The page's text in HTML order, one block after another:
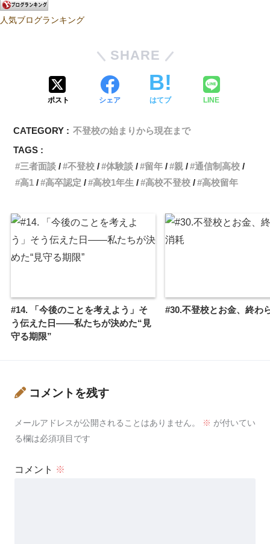
人気ブログランキング
SHARE
ポスト シェア はてブ LINE
CATEGORY : 不登校の始まりから現在まで
TAGS :
三者面談
不登校 体験談 留年 親
通信制高校
高1
高卒認定 高校1年生 高校不登校 高校留年
#14. 「今後のことを考えよう」そ
う伝えた日——私たちが決めた“見
守る期限”
#30.不登校とお金、終わ
コメントを残す
メールアドレスが公開されることはありません。 ※ が付いてい
る欄は必須項目です
コメント ※